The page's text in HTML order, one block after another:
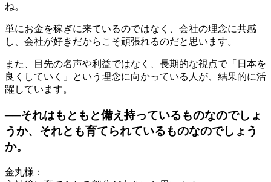
ね。
単にお金を稼ぎに来ているのではなく、会社の理念に共感
し、会社が好きだからこそ頑張れるのだと思います。
また、目先の名声や利益ではなく、長期的な視点で「日本を
良くしていく」という理念に向かっている人が、結果的に活
躍しています。
──それはもともと備え持っているものなのでしょ
うか、それとも育てられているものなのでしょう
か。
金丸様：